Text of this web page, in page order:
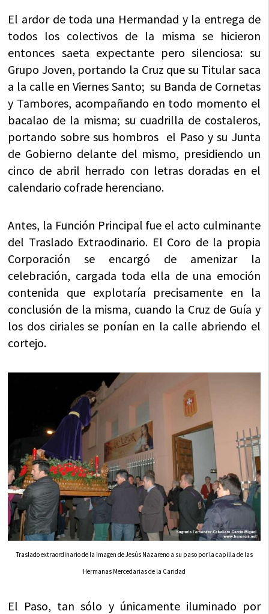
El ardor de toda una Hermandad y la entrega de
todos los colectivos de la misma se hicieron
entonces saeta expectante pero silenciosa: su
Grupo Joven, portando la Cruz que su Titular saca
a la calle en Viernes Santo; su Banda de Cornetas
y Tambores, acompañando en todo momento el
bacalao de la misma; su cuadrilla de costaleros,
portando sobre sus hombros el Paso y su Junta
de Gobierno delante del mismo, presidiendo un
cinco de abril herrado con letras doradas en el
calendario cofrade herenciano.
Antes, la Función Principal fue el acto culminante
del Traslado Extraodinario. El Coro de la propia
Corporación se encargó de amenizar la
celebración, cargada toda ella de una emoción
contenida que explotaría precisamente en la
conclusión de la misma, cuando la Cruz de Guía y
los dos ciriales se ponían en la calle abriendo el
cortejo.
Traslado extraordinario de la imagen de Jesús Nazareno a su paso por la capilla de las
Hermanas Mercedarias de la Caridad
El Paso, tan sólo y únicamente iluminado por